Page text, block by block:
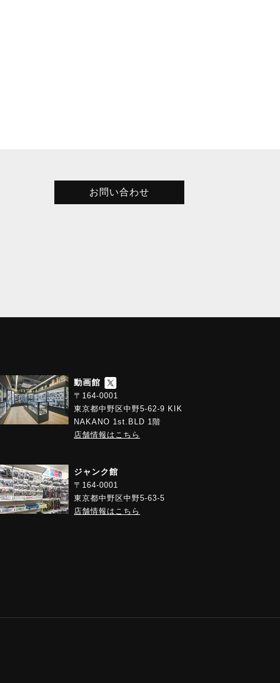
お問い合わせ
動画館
〒164-0001
東京都中野区中野5-62-9 KIK
NAKANO 1st.BLD 1階
店舗情報はこちら
ジャンク館
〒164-0001
東京都中野区中野5-63-5
店舗情報はこちら